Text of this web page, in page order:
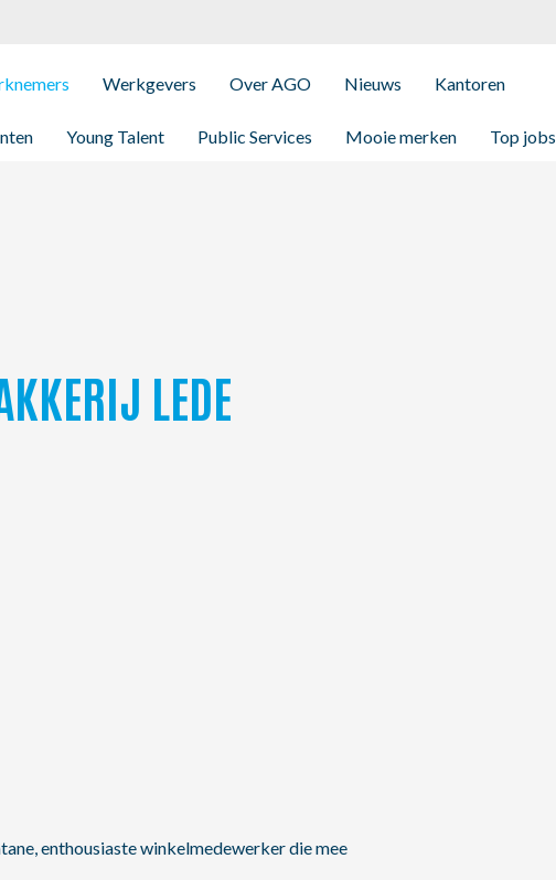
Young Talent Public Services Mooie merken Top jobs
Werkgevers Over AGO Nieuws Kantoren
LEDE
enthousiaste winkelmedewerker die mee